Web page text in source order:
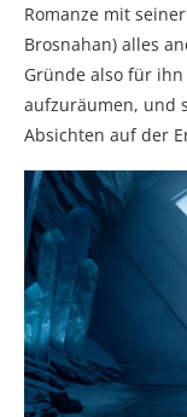
Romanze mit
Brosnahan) alles
Gründe also für
aufzuräumen, und
Absichten auf der